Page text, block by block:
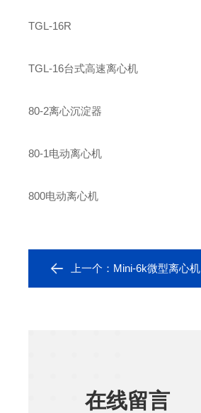
TGL-16R
TGL-16台式高速离心机
80-2离心沉淀器
80-1电动离心机
800电动离心机
上一个： Mini-6k微型离心机
在线留言